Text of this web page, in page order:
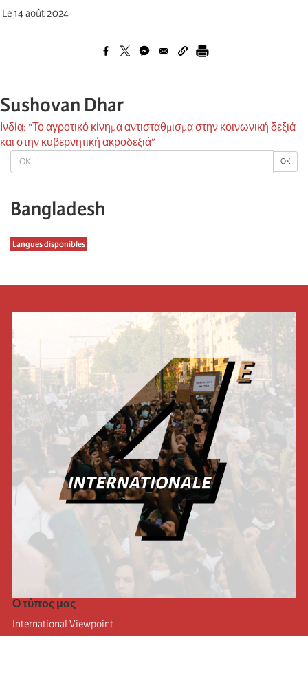
OK OK
Bangladesh
Langues disponibles
Le 14 août 2024
Sushovan Dhar
Ινδία: “Το αγροτικό κίνημα αντιστάθμισμα στην κοινωνική δεξιά
και στην κυβερνητική ακροδεξιά”
Ο τύπος μας
International Viewpoint